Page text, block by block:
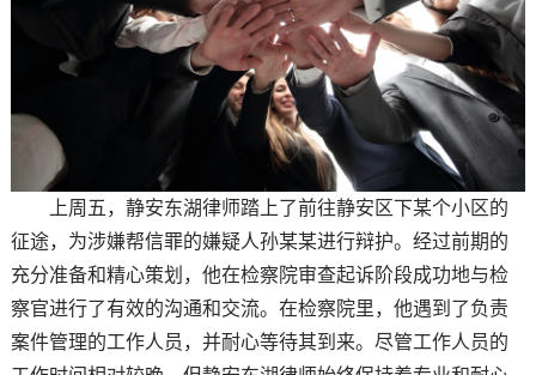
上周五，静安东湖律师踏上了前往静安区下某个小区的
征途，为涉嫌帮信罪的嫌疑人孙某某进行辩护。经过前期的
充分准备和精心策划，他在检察院审查起诉阶段成功地与检
察官进行了有效的沟通和交流。在检察院里，他遇到了负责
案件管理的工作人员，并耐心等待其到来。尽管工作人员的